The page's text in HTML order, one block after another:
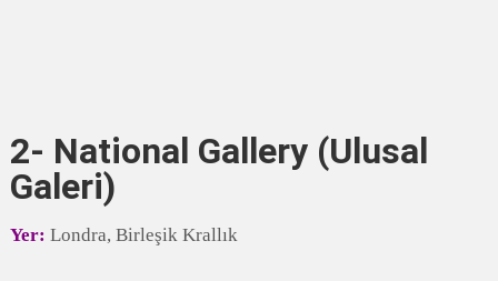
2- National Gallery (Ulusal
Galeri)
Yer: Londra, Birleşik Krallık